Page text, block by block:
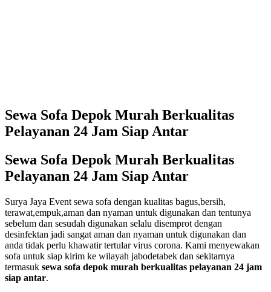
Sewa Sofa Depok Murah Berkualitas
Pelayanan 24 Jam Siap Antar
Sewa Sofa Depok Murah Berkualitas
Pelayanan 24 Jam Siap Antar
Surya Jaya Event sewa sofa dengan kualitas bagus,bersih,
terawat,empuk,aman dan nyaman untuk digunakan dan tentunya
sebelum dan sesudah digunakan selalu disemprot dengan
desinfektan jadi sangat aman dan nyaman untuk digunakan dan
anda tidak perlu khawatir tertular virus corona. Kami menyewakan
sofa untuk siap kirim ke wilayah jabodetabek dan sekitarnya
termasuk sewa sofa depok murah berkualitas pelayanan 24 jam
siap antar.